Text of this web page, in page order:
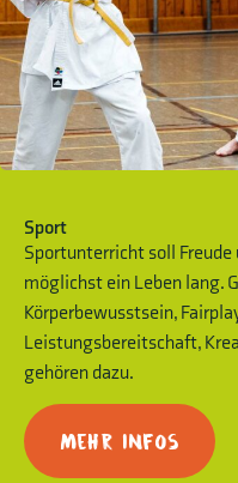
Sport
Sportunterricht soll
möglichst ein Leben lang.
Körperbewusstsein,
Leistungsbereitschaft,
gehören dazu.
Mehr Infos